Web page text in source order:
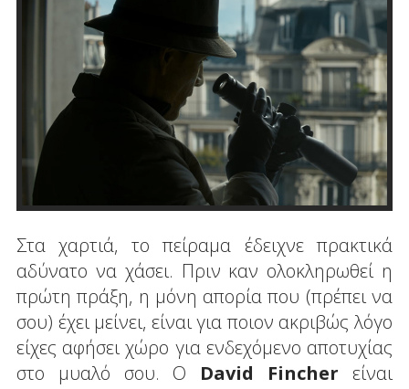
Στα χαρτιά, το πείραμα έδειχνε πρακτικά
αδύνατο να χάσει. Πριν καν ολοκληρωθεί η
πρώτη πράξη, η μόνη απορία που (πρέπει να
σου) έχει μείνει, είναι για ποιον ακριβώς λόγο
είχες αφήσει χώρο για ενδεχόμενο αποτυχίας
στο μυαλό σου. Ο David Fincher είναι